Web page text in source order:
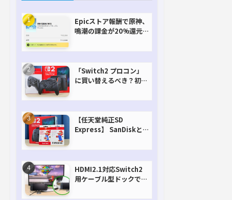
Epicストア報酬で原神、
鳴潮の課金が20%還元
「Switch2 プロコン」
に買い替えるべき？初代
【任天堂純正SD
Express】 SanDiskと
HDMI2.1対応Switch2
用ケーブル型ドックで省